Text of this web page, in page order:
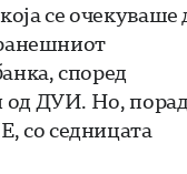
се очекуваше
според
од ДУИ. Но,
со седницата